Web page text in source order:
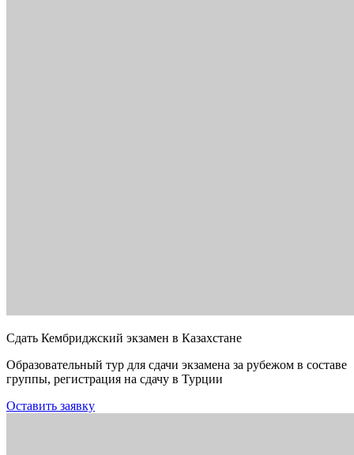
Сдать Кембриджский экзамен в Казахстане
Образовательный тур для сдачи экзамена за рубежом в составе
группы, регистрация на сдачу в Турции
Оставить заявку